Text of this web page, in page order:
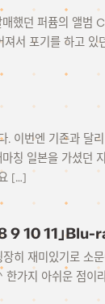
했던 퍼퓸의 앨범
서 포기를 하고
번엔 기존과 달리
칭 일본을 가셨던
[…]
9 10 11」Blu-
히 재미있기로 소
가지 아쉬운 점